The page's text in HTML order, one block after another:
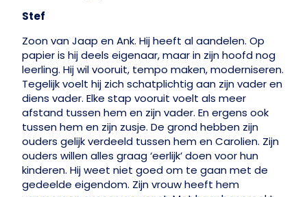
Stef
Zoon van Jaap en Ank. Hij heeft al aandelen. Op
papier is hij deels eigenaar, maar in zijn hoofd nog
leerling. Hij wil vooruit, tempo maken, moderniseren.
Tegelijk voelt hij zich schatplichtig aan zijn vader en
diens vader. Elke stap vooruit voelt als meer
afstand tussen hem en zijn vader. En ergens ook
tussen hem en zijn zusje. De grond hebben zijn
ouders gelijk verdeeld tussen hem en Carolien. Zijn
ouders willen alles graag ‘eerlijk’ doen voor hun
kinderen. Hij weet niet goed om te gaan met de
gedeelde eigendom. Zijn vrouw heeft hem